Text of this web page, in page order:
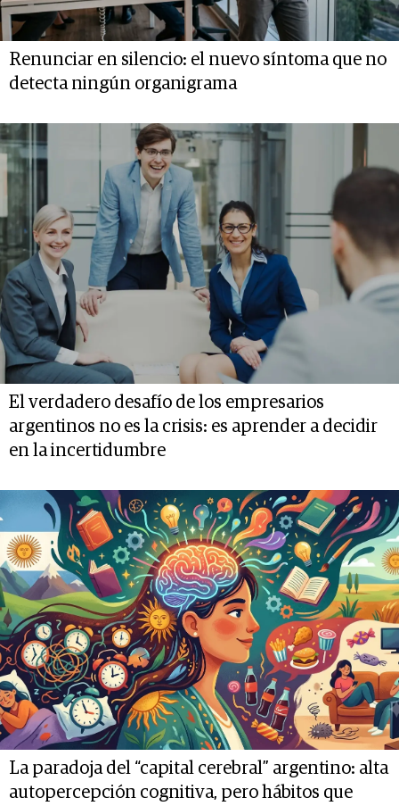
Renunciar en silencio: el nuevo síntoma que no
detecta ningún organigrama
El verdadero desafío de los empresarios
argentinos no es la crisis: es aprender a decidir
en la incertidumbre
La paradoja del “capital cerebral” argentino: alta
autopercepción cognitiva, pero hábitos que